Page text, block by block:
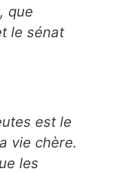
que
le sénat
est le
vie chère.
les